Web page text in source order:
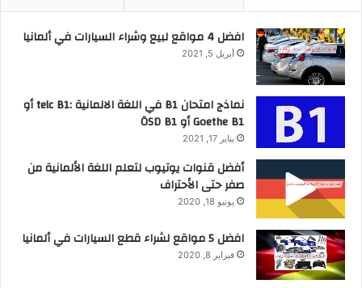
افضل 4 مواقع لبيع وشراء السيارات في ألمانيا
أبريل 5, 2021
نماذج امتحان B1 في اللغة الالمانية :telc B1 أو
Goethe B1 أو ÖSD B1
يناير 17, 2021
أفضل قنوات يوتيوب لتعلم اللغة الألمانية من
صفر حتى الأحتراف
يونيو 18, 2020
افضل 5 مواقع لشراء قطع السيارات في ألمانيا
فبراير 8, 2020